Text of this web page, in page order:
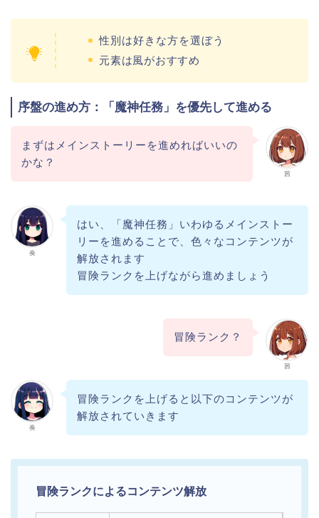
性別は好きな方を選ぼう
元素は風がおすすめ
序盤の進め方：「魔神任務」を優先して進める
茜
まずはメインストーリーを進めればいいの
かな？
奏
はい、「魔神任務」いわゆるメインストー
リーを進めることで、色々なコンテンツが
解放されます
冒険ランクを上げながら進めましょう
茜
冒険ランク？
奏
冒険ランクを上げると以下のコンテンツが
解放されていきます
冒険ランクによるコンテンツ解放